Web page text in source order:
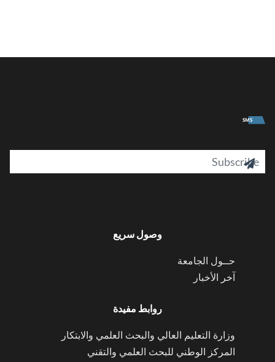
SMS

وصول سريع
حــول الجامعة
آخر الأخبار
روابط مفيدة
وزارة التعليم العالي والبحث العلمي والابتكار
المركز الوطني للبحث العلمي والتقني